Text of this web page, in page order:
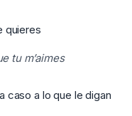
quieres
tu m’aimes
caso a lo que le digan